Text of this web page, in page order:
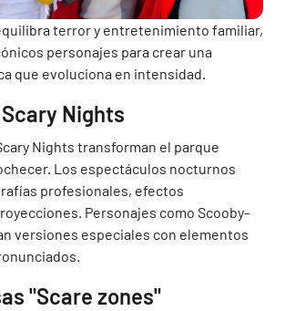
terror y entretenimiento familiar,
personajes para crear una
que evoluciona en intensidad.
Nights
Nights transforman el parque
Los espectáculos nocturnos
profesionales, efectos
Personajes como Scooby-
versiones especiales con elementos
"Scare zones"